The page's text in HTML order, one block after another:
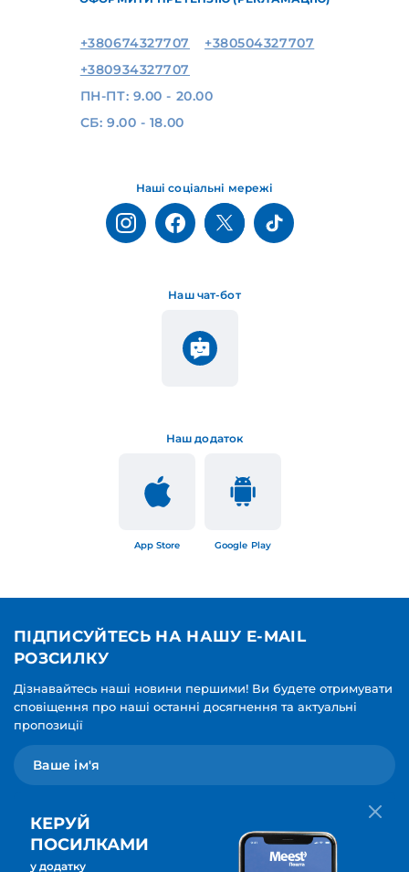
Наш додаток
App Store Google Play
Наш чат-бот
Наші соціальні мережі
+380674327707
+380504327707
+380934327707
ПН-ПТ: 9.00 - 20.00
СБ: 9.00 - 18.00
ПІДПИСУЙТЕСЬ НА НАШУ E-MAIL
РОЗСИЛКУ
Дізнавайтесь наші новини першими! Ви будете отримувати
сповіщення про наші останні досягнення та актуальні
пропозиції
КЕРУЙ
ПОСИЛКАМИ
у додатку